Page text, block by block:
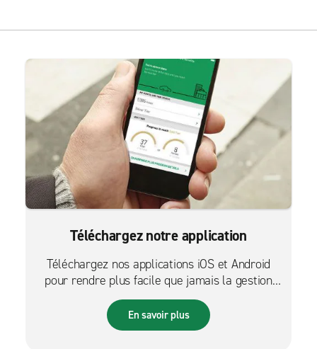
Téléchargez notre application
Téléchargez nos applications iOS et Android
pour rendre plus facile que jamais la gestion
des réservations sur le pouce.
En savoir plus